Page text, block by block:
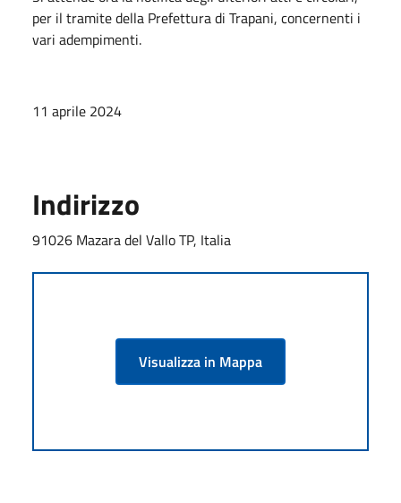
per il tramite della Prefettura di Trapani, concernenti i
vari adempimenti.
11 aprile 2024
Indirizzo
91026 Mazara del Vallo TP, Italia
Visualizza in Mappa